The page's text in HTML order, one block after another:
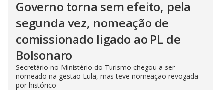
Governo torna sem efeito, pela
segunda vez, nomeação de
comissionado ligado ao PL de
Bolsonaro
Secretário no Ministério do Turismo chegou a ser
nomeado na gestão Lula, mas teve nomeação revogada
por histórico